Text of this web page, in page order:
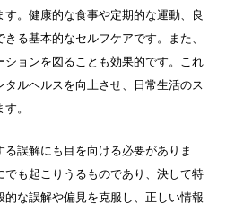
。健康的な食事や定期的な運動、良
る基本的なセルフケアです。また、
ションを図ることも効果的です。これ
タルヘルスを向上させ、日常生活のス
。
誤解にも目を向ける必要がありま
も起こりうるものであり、決して特
な誤解や偏見を克服し、正しい情報